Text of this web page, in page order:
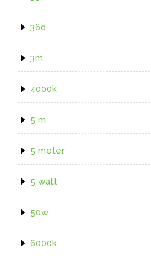
36d
3m
4000k
5 m
5 meter
5 watt
50w
6000k